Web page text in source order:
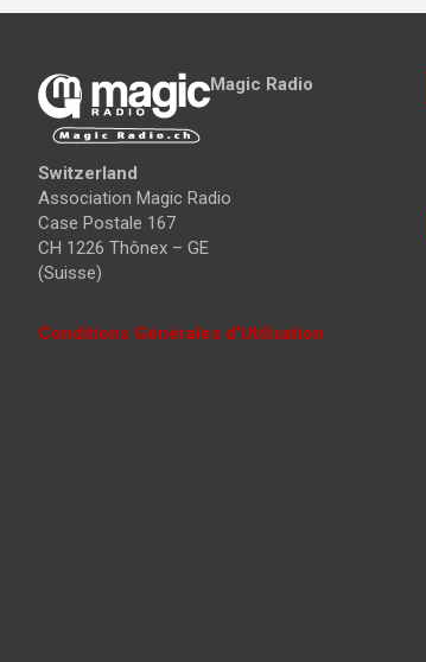
Magic Radio
Switzerland
Association Magic Radio
Case Postale 167
CH 1226 Thônex – GE
(Suisse)
Conditions Générales d’Utilisation